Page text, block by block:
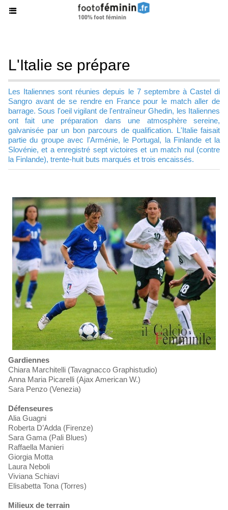
L'Italie se prépare
Les Italiennes sont réunies depuis le 7 septembre à Castel di
Sangro avant de se rendre en France pour le match aller de
barrage. Sous l'oeil vigilant de l'entraîneur Ghedin, les Italiennes
ont fait une préparation dans une atmosphère sereine,
galvanisée par un bon parcours de qualification. L'Italie faisait
partie du groupe avec l'Arménie, le Portugal, la Finlande et la
Slovénie, et a enregistré sept victoires et un match nul (contre
la Finlande), trente-huit buts marqués et trois encaissés.
Gardiennes
Chiara Marchitelli (Tavagnacco Graphistudio)
Anna Maria Picarelli (Ajax American W.)
Sara Penzo (Venezia)
Défenseures
Alia Guagni
Roberta D’Adda (Firenze)
Sara Gama (Pali Blues)
Raffaella Manieri
Giorgia Motta
Laura Neboli
Viviana Schiavi
Elisabetta Tona (Torres)
Milieux de terrain